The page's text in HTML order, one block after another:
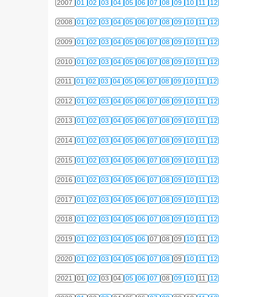
2007 01 02 03 04 05 06 07 08 09 10 11 12
2008 01 02 03 04 05 06 07 08 09 10 11 12
2009 01 02 03 04 05 06 07 08 09 10 11 12
2010 01 02 03 04 05 06 07 08 09 10 11 12
2011 01 02 03 04 05 06 07 08 09 10 11 12
2012 01 02 03 04 05 06 07 08 09 10 11 12
2013 01 02 03 04 05 06 07 08 09 10 11 12
2014 01 02 03 04 05 06 07 08 09 10 11 12
2015 01 02 03 04 05 06 07 08 09 10 11 12
2016 01 02 03 04 05 06 07 08 09 10 11 12
2017 01 02 03 04 05 06 07 08 09 10 11 12
2018 01 02 03 04 05 06 07 08 09 10 11 12
2019 01 02 03 04 05 06 07 08 09 10 11 12
2020 01 02 03 04 05 06 07 08 09 10 11 12
2021 01 02 03 04 05 06 07 08 09 10 11 12